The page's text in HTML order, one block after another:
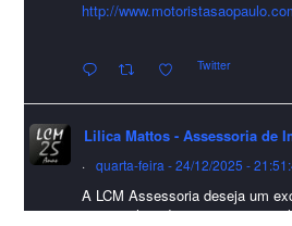
Sintéticas foi destaque na Revista
incertezas do mercado global".
Confira detalhes 🗞📰📈
#sustentabilidade #FibrasSintéticas
#IndústriaTêxtil
Foto
http://
Twitter
Lilica Mattos - Assessoria de
·
quarta-feira - 24/12/2025 -
A LCM Assessoria deseja um
2026 repleto de conquistas e